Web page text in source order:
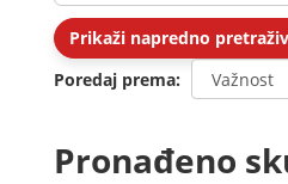
Prikaži napredno
Poredaj prema
Pronađeno